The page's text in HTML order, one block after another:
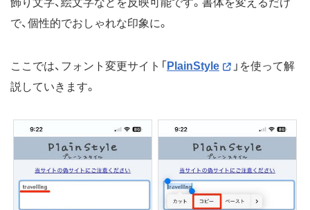
飾り文字、絵文字などを反映可能です。書体を変えるだけ
で、個性的でおしゃれな印象に。
ここでは、フォント変更サイト「 PlainStyle
」を使って解
説していきます。